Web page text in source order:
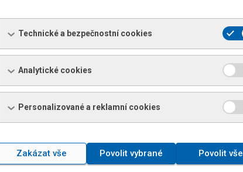
schválené valnými hromadami obou společností dne 27. 6.
dne 29. 8. 2001. Na základě smlouvy o sloučení převzala
STEEL INVESTMENTS GROUP, a.s., k rozhodnému dni 1.
Technické a bezpečnostní cookies
Analytické cookies
Personalizované a reklamní cookies
Povolit vše
Zakázat vše Povolit vybrané